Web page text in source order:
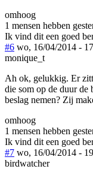
omhoog
1 mensen hebben
Ik vind dit een goed
#6 wo, 16/04/2014 -
monique_t
Ah ok, gelukkig. Er
die som op de duur de
beslag nemen? Zij
omhoog
1 mensen hebben
Ik vind dit een goed
#7 wo, 16/04/2014 -
birdwatcher